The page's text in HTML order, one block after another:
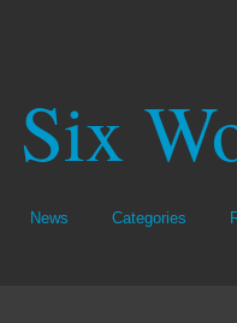
Six
News Categories